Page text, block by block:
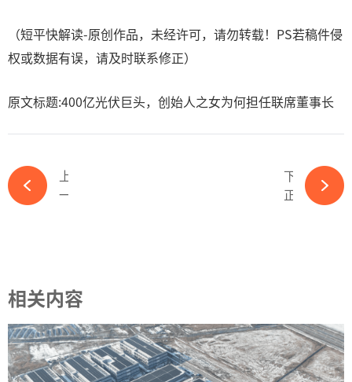
（短平快解读-原创作品，未经许可，请勿转载！PS若稿件侵
权或数据有误，请及时联系修正）
原文标题:400亿光伏巨头，创始人之女为何担任联席董事长
下一篇
正副总经理均辞职！又一光伏龙头高管大调整-ky体育APP官网下载
相关内容